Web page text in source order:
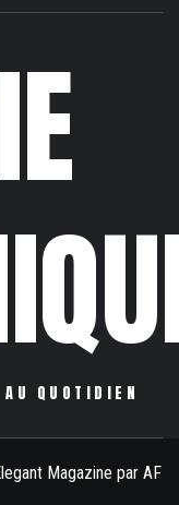
QUOTIDIEN
Magazine par AF